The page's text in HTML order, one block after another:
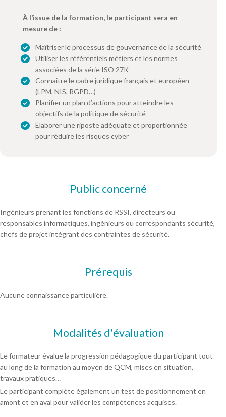
À l’issue de la formation, le participant sera en
mesure de :
Maîtriser le processus de gouvernance de la sécurité
Utiliser les référentiels métiers et les normes
associées de la série ISO 27K
Connaître le cadre juridique français et européen
(LPM, NIS, RGPD…)
Planifier un plan d’actions pour atteindre les
objectifs de la politique de sécurité
Élaborer une riposte adéquate et proportionnée
pour réduire les risques cyber
Public concerné
Ingénieurs prenant les fonctions de RSSI, directeurs ou
responsables informatiques, ingénieurs ou correspondants sécurité,
chefs de projet intégrant des contraintes de sécurité.
Prérequis
Aucune connaissance particulière.
Modalités d'évaluation
Le formateur évalue la progression pédagogique du participant tout
au long de la formation au moyen de QCM, mises en situation,
travaux pratiques…
Le participant complète également un test de positionnement en
amont et en aval pour valider les compétences acquises.